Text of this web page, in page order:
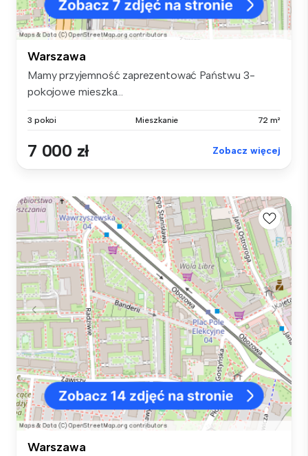
Warszawa
Mamy przyjemność zaprezentować Państwu 3-
pokojowe mieszka...
3 pokoi Mieszkanie 72 m²
7 000 zł Zobacz więcej
Warszawa